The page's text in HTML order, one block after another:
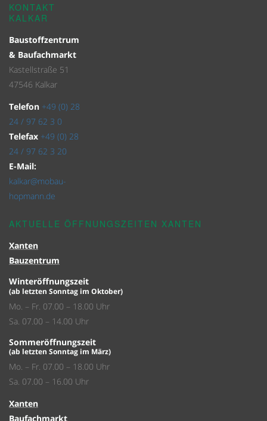
KONTAKT
KALKAR
Baustoffzentrum
& Baufachmarkt
Kastellstraße 51
47546 Kalkar
Telefon +49 (0) 28
24 / 97 62 3 0
Telefax +49 (0) 28
24 / 97 62 3 20
E-Mail:
kalkar@mobau-
hopmann.de
AKTUELLE ÖFFNUNGSZEITEN XANTEN
Xanten
Bauzentrum
Winteröffnungszeit
(ab letzten Sonntag im Oktober)
Mo. – Fr. 07.00 – 18.00 Uhr
Sa. 07.00 – 14.00 Uhr
Sommeröffnungszeit
(ab letzten Sonntag im März)
Mo. – Fr. 07.00 – 18.00 Uhr
Sa. 07.00 – 16.00 Uhr
Xanten
Baufachmarkt